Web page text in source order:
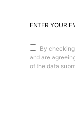
By
and are
of the data